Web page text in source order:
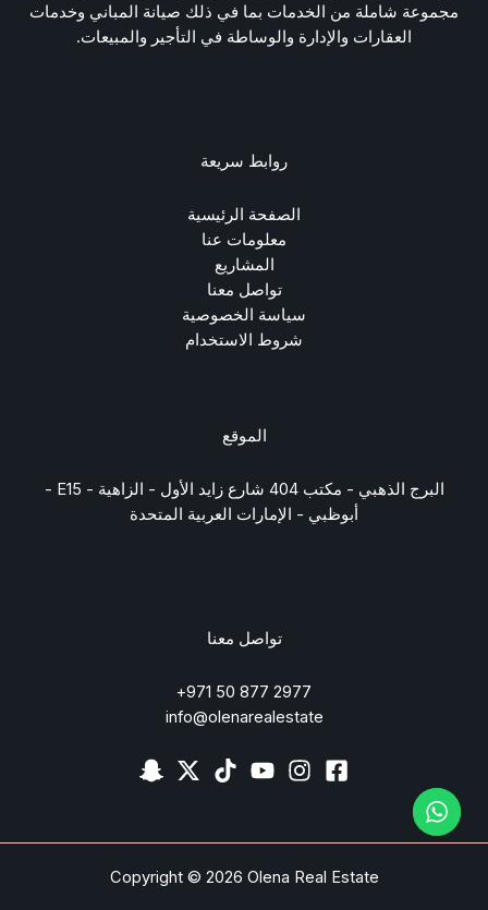
مجموعة شاملة من الخدمات بما في ذلك صيانة المباني وخدمات
العقارات والإدارة والوساطة في التأجير والمبيعات.
روابط سريعة
الصفحة الرئيسية
معلومات عنا
المشاريع
تواصل معنا
سياسة الخصوصية
شروط الاستخدام
الموقع
البرج الذهبي - مكتب 404 شارع زايد الأول - الزاهية - E15 -
أبوظبي - الإمارات العربية المتحدة
تواصل معنا
2977 877 50 971+
info@olenarealestate
Copyright © 2026 Olena Real Estate